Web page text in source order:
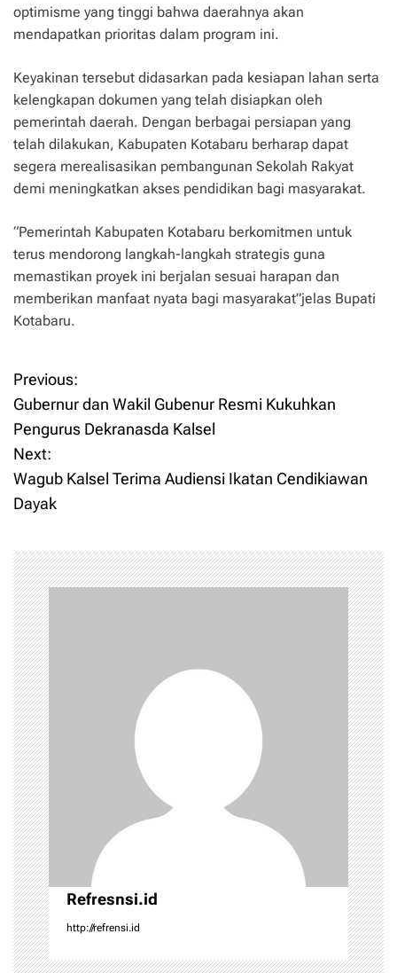
optimisme yang tinggi bahwa daerahnya akan
mendapatkan prioritas dalam program ini.
Keyakinan tersebut didasarkan pada kesiapan lahan serta
kelengkapan dokumen yang telah disiapkan oleh
pemerintah daerah. Dengan berbagai persiapan yang
telah dilakukan, Kabupaten Kotabaru berharap dapat
segera merealisasikan pembangunan Sekolah Rakyat
demi meningkatkan akses pendidikan bagi masyarakat.
“Pemerintah Kabupaten Kotabaru berkomitmen untuk
terus mendorong langkah-langkah strategis guna
memastikan proyek ini berjalan sesuai harapan dan
memberikan manfaat nyata bagi masyarakat”jelas Bupati
Kotabaru.
P
o
s
t
a
v
i
g
a
t
i
o
n
Previous:
Gubernur dan Wakil Gubenur Resmi Kukuhkan
Pengurus Dekranasda Kalsel
Next:
Wagub Kalsel Terima Audiensi Ikatan Cendikiawan
Dayak
Refresnsi.id
http://refrensi.id